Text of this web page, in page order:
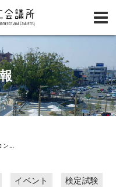
パソコン教室 講座「SNSビジネス活用インスタグラム編」ご案内
イベント 検定試験